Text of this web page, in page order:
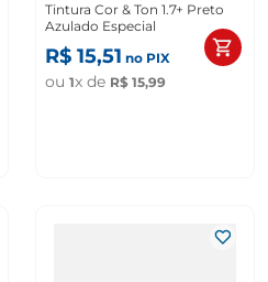
Tintura Cor & Ton 1.7+ Preto
Azulado Especial
R$ 15,51 no PIX
ou 1x de R$ 15,99